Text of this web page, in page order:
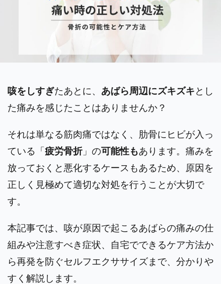
咳をしすぎたあとに、 あばら周辺にズキズキとし
た痛みを感じたことはありませんか？
それは単なる筋肉痛ではなく、肋骨にヒビが入っ
ている「疲労骨折 」の可能性もあります。痛みを
放っておくと悪化するケースもあるため、原因を
正しく見極めて適切な対処を行うことが大切で
す。
本記事では、咳が原因で起こるあばらの痛みの仕
組みや注意すべき症状、自宅でできるケア方法か
ら再発を防ぐセルフエクササイズまで、分かりや
すく解説します。